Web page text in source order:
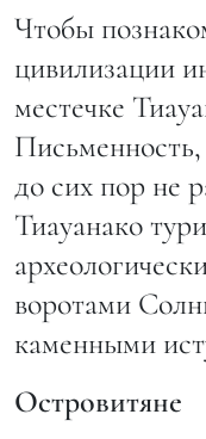
Чтобы
цивилизации
местечке
до сих пор не
Тиауанако
воротами
каменными
Островитяне